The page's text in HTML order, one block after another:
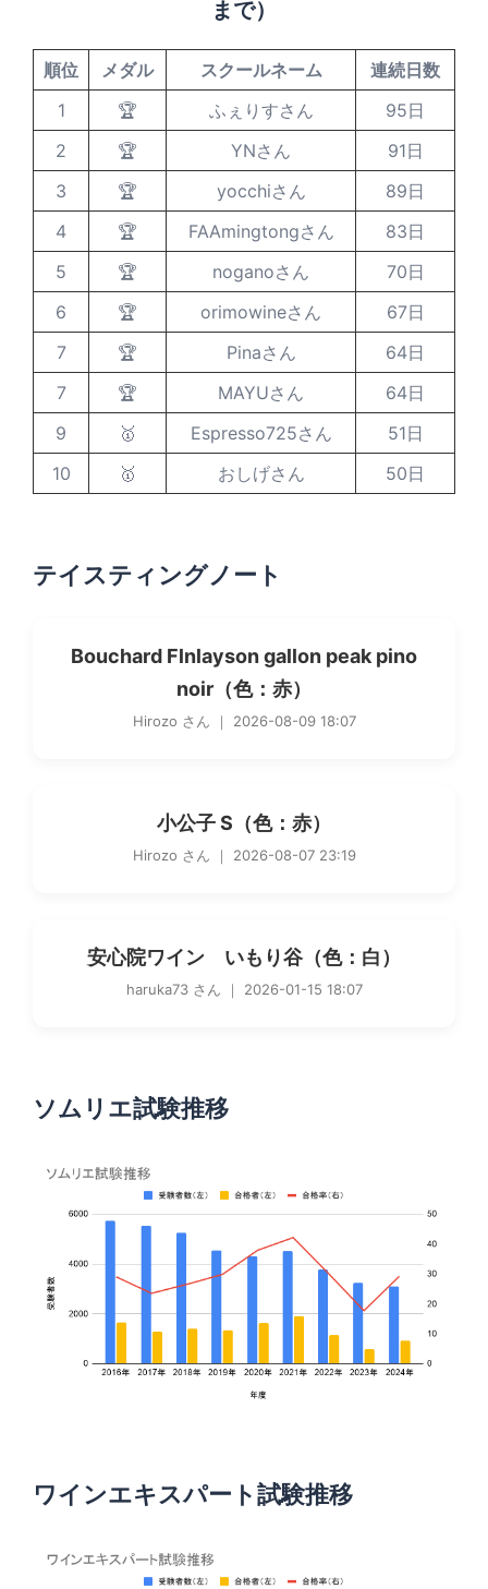
まで）
順位 メダル スクールネーム
連続日数
1
🏆 ふぇりすさん
95日
2
🏆 YNさん
91日
3
🏆 yocchiさん
89日
4
🏆 FAAmingtongさん
83日
5
🏆 noganoさん
70日
6
🏆 orimowineさん
67日
7
🏆 Pinaさん
64日
7
🏆 MAYUさん
64日
9
🥇 Espresso725さん
51日
10
🥇 おしげさん 50日
テイスティングノート
Bouchard Flnlayson gallon peak pino
noir（色：赤）
Hirozo さん ｜ 2026-08-09 18:07
小公子 S（色：赤）
Hirozo さん ｜ 2026-08-07 23:19
安心院ワイン いもり谷（色：白）
haruka73 さん ｜ 2026-01-15 18:07
ソムリエ試験推移
ワインエキスパート試験推移